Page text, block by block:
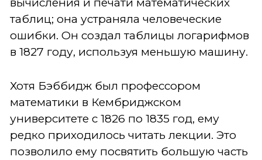
таблиц; она устраняла человеческие
ошибки. Он создал таблицы логарифмов
в 1827 году, используя меньшую машину.
Хотя Бэббидж был профессором
математики в Кембриджском
университете с 1826 по 1835 год, ему
редко приходилось читать лекции. Это
позволило ему посвятить большую часть